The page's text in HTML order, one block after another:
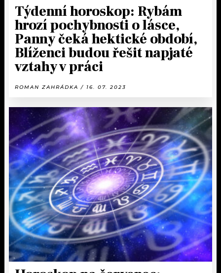
Týdenní horoskop: Rybám
hrozí pochybnosti o lásce,
Panny čeká hektické období,
Blíženci budou řešit napjaté
vztahy v práci
ROMAN ZAHRÁDKA / 16. 07. 2023